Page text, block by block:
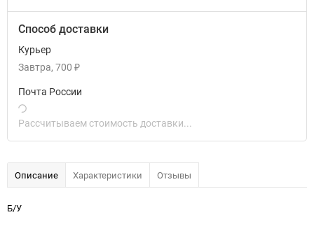
Способ доставки
Курьер
Завтра 700 ₽
Почта России
Рассчитываем стоимость доставки...
Описание Характеристики Отзывы
Б/У